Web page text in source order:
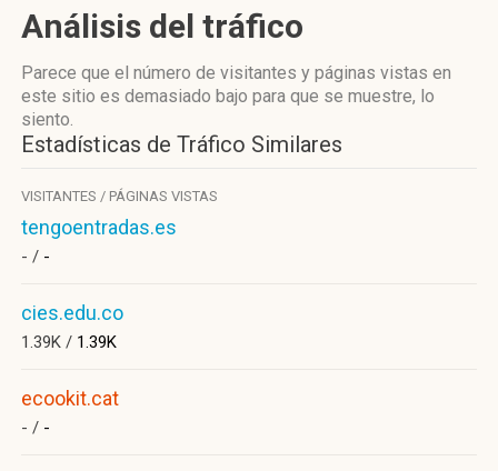
Análisis del tráfico
Parece que el número de visitantes y páginas vistas en
este sitio es demasiado bajo para que se muestre, lo
siento.
Estadísticas de Tráfico Similares
VISITANTES / PÁGINAS VISTAS
tengoentradas.es
- / -
cies.edu.co
1.39K / 1.39K
ecookit.cat
- / -